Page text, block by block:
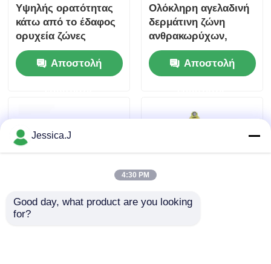
Υψηλής ορατότητας
κάτω από το έδαφος
ορυχεία ζώνες
εργαλείο με πέλμα
φτύλου ρυθμιζόμενο
Αποστολή
Ολόκληρη αγελαδινή
δερμάτινη ζώνη
ανθρακωρύχων,
υπόγεια ζώνη
εργαλείων
ανθρακωρύχων
Αποστολή
Παγκόσμια ζώνη
Jessica.J
4:30 PM
Good day, what product are you looking
for?